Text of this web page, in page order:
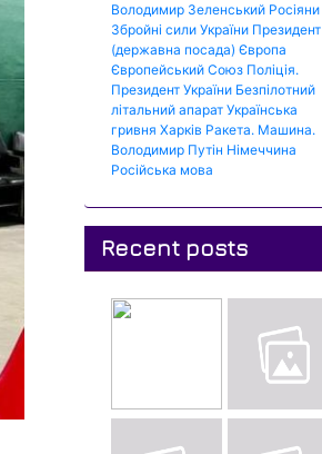
Володимир Зеленський Росіяни
Збройні сили України Президент
(державна посада) Європа
Європейський Союз Поліція.
Президент України Безпілотний
літальний апарат Українська
гривня Харків Ракета. Машина.
Володимир Путін Німеччина
Російська мова
Recent posts